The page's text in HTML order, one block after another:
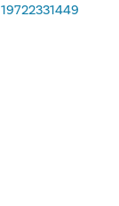
19722331449